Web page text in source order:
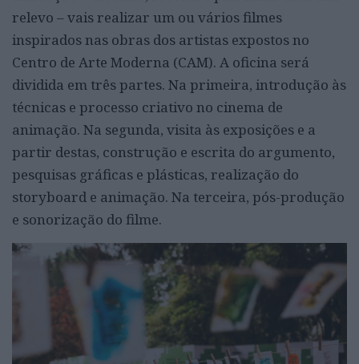
relevo – vais realizar um ou vários filmes
inspirados nas obras dos artistas expostos no
Centro de Arte Moderna (CAM). A oficina será
dividida em três partes. Na primeira, introdução às
técnicas e processo criativo no cinema de
animação. Na segunda, visita às exposições e a
partir destas, construção e escrita do argumento,
pesquisas gráficas e plásticas, realização do
storyboard e animação. Na terceira, pós-produção
e sonorização do filme.